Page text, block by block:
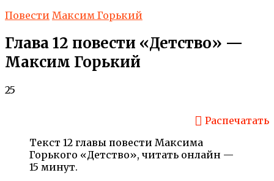
Повести Максим Горький
Глава 12 повести «Детство» —
Максим Горький
25
Распечатать
Текст 12 главы повести Максима
Горького «Детство», читать онлайн —
15 минут.